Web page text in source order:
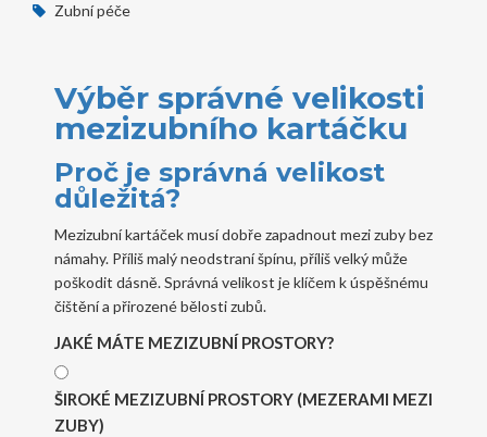
Zubní péče
Výběr správné velikosti
mezizubního kartáčku
Proč je správná velikost
důležitá?
Mezizubní kartáček musí dobře zapadnout mezi zuby bez
námahy. Příliš malý neodstraní špínu, příliš velký může
poškodit dásně. Správná velikost je klíčem k úspěšnému
čištění a přirozené bělosti zubů.
JAKÉ MÁTE MEZIZUBNÍ PROSTORY?
ŠIROKÉ MEZIZUBNÍ PROSTORY (MEZERAMI MEZI
ZUBY)